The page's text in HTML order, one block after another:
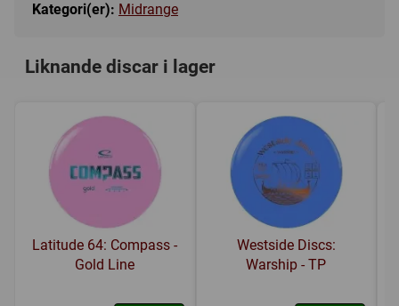
Kategori(er): Midrange
Liknande discar i lager
Latitude 64: Compass -
Gold Line
Westside Discs:
Warship - TP